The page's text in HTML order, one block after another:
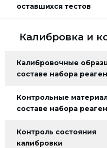
оставшихся тестов
Калибровка и
Калибровочные
составе набора
Контрольные
составе набора
Контроль состояния
калибровки